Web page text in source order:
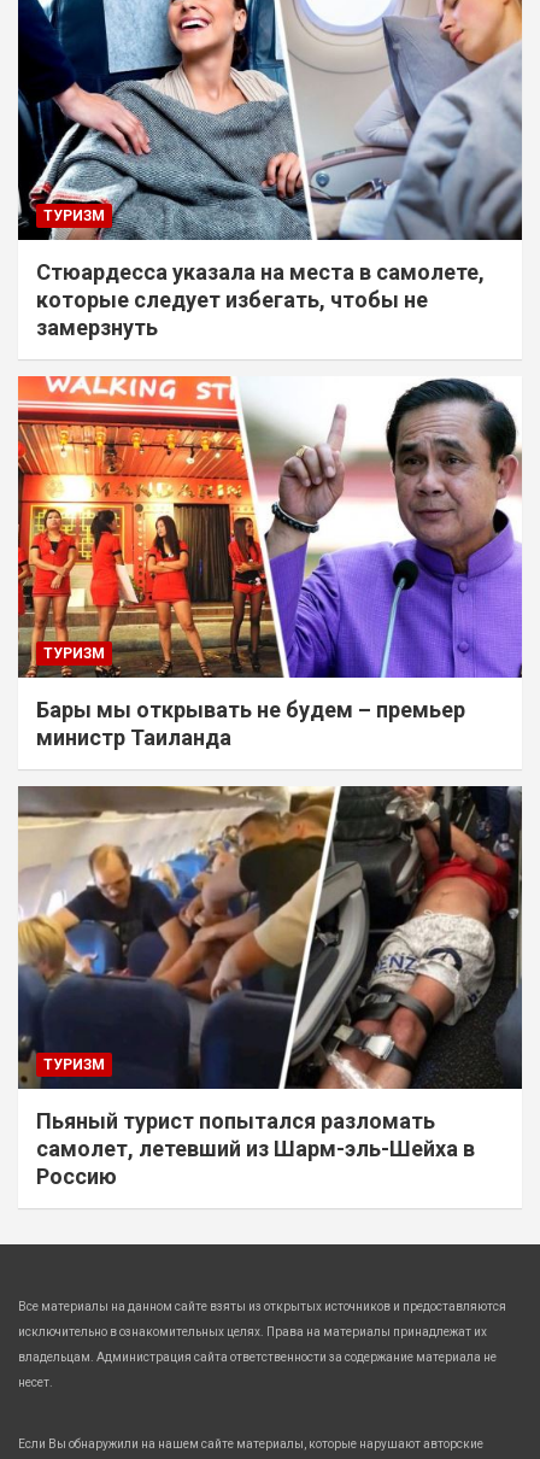
ТУРИЗМ
Стюардесса указала на места в самолете,
которые следует избегать, чтобы не
замерзнуть
ТУРИЗМ
Бары мы открывать не будем – премьер
министр Таиланда
ТУРИЗМ
Пьяный турист попытался разломать
самолет, летевший из Шарм-эль-Шейха в
Россию
Все материалы на данном сайте взяты из открытых источников и предоставляются
исключительно в ознакомительных целях. Права на материалы принадлежат их
владельцам. Администрация сайта ответственности за содержание материала не
несет.
Если Вы обнаружили на нашем сайте материалы, которые нарушают авторские